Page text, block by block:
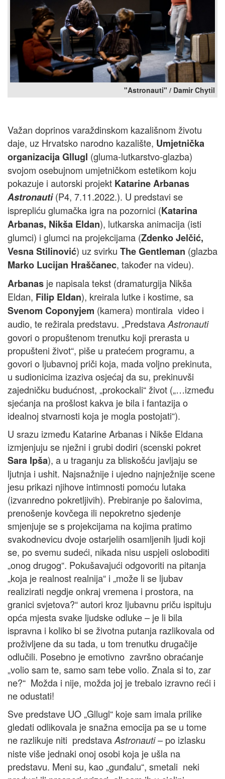
"Astronauti" / Damir Chytil
Važan doprinos varaždinskom kazališnom životu
daje, uz Hrvatsko narodno kazalište, Umjetnička
organizacija Gllugl (gluma-lutkarstvo-glazba)
svojom osebujnom umjetničkom estetikom koju
pokazuje i autorski projekt Katarine Arbanas
Astronauti(P4, 7.11.2022.). U predstavi se
isprepliću glumačka igra na pozornici (Katarina
Arbanas, Nikša Eldan), lutkarska animacija (isti
glumci) i glumci na projekcijama (Zdenko Jelčić,
Vesna Stilinović) uz svirku The Gentleman (glazba
Marko Lucijan Hraščanec, također na videu).
Arbanas je napisala tekst (dramaturgija Nikša
Eldan, Filip Eldan), kreirala lutke i kostime, sa
Svenom Coponyjem (kamera) montirala video i
audio, te režirala predstavu. „Predstava Astronauti
govori o propuštenom trenutku koji prerasta u
propušteni život“, piše u pratećem programu, a
govori o ljubavnoj priči koja, mada voljno prekinuta,
u sudionicima izaziva osjećaj da su, prekinuvši
zajedničku budućnost, „prokockali“ život („…između
sjećanja na prošlost kakva je bila i fantazija o
idealnoj stvarnosti koja je mogla postojati“).
U srazu između Katarine Arbanas i Nikše Eldana
izmjenjuju se nježni i grubi dodiri (scenski pokret
Sara Ipša), a u traganju za bliskošću javljaju se
ljutnja i ushit. Najsnažnije i ujedno najnježnije scene
jesu prikazi njihove intimnosti pomoću lutaka
(izvanredno pokretljivih). Prebiranje po šalovima,
prenošenje kovčega ili nepokretno sjedenje
smjenjuje se s projekcijama na kojima pratimo
svakodnevicu dvoje ostarjelih osamljenih ljudi koji
se, po svemu sudeći, nikada nisu uspjeli osloboditi
„onog drugog“. Pokušavajući odgovoriti na pitanja
„koja je realnost realnija“ i „može li se ljubav
realizirati negdje onkraj vremena i prostora, na
granici svjetova?“ autori kroz ljubavnu priču ispituju
opća mjesta svake ljudske odluke – je li bila
ispravna i koliko bi se životna putanja razlikovala od
proživljene da su tada, u tom trenutku drugačije
odlučili. Posebno je emotivno završno obraćanje
„volio sam te, samo sam tebe volio. Znala si to, zar
ne?“ Možda i nije, možda joj je trebalo izravno reći i
ne odustati!
Sve predstave UO „Gllugl“ koje sam imala prilike
gledati odlikovala je snažna emocija pa se u tome
ne razlikuje niti predstava Astronauti– po izlasku
niste više jednaki onoj osobi koja je ušla na
predstavu. Meni su, kao „gunđalu“, smetali neki